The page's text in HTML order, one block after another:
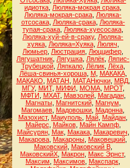
идиотка Люляка-мокрая срака
Люляка-мокрая-срака Люляка-
отсосака, Люляка-срака, Люляка-
тупая-срака Люляка-хуесосака
Люляка-хуй-ей-в-сраку, Люляка-
хуяка, Люляка=Хуяка, Люляч
Люмьер Люстрация Люццифер
Лягушатник Лягушка Лялёк Ляпис-
Трубецкой, Ляпкало, Лёлик, Лёха,
Лёша-свинья-хороша, М, МАКАКА,
МАКАКО
МАТАН МАТАНючки, МВД,
МГУ, МИТ, МИФИ МОМА, МРОТ,
МФТИ
МХАТ, Мавзолей, Магадан,
Магнаты, Магнитский, Магнум
Магомаев Мадовошки Мадонна
Мазохист, Маиуполь Май Майдан
Майерс
Майков, Майн Кампф,
Майсурян, Мак, Макака, Макаревич
Макарова Макароны Маковецкий
Маковский, Маковский В,
МаковскийХ Макрон Макс Эрнст,
Максим
Максимов Макспарк